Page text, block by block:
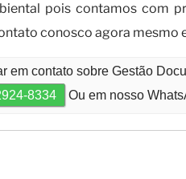
pois contamos com
conosco agora mesmo
em contato sobre Gestão
8334 Ou em nosso